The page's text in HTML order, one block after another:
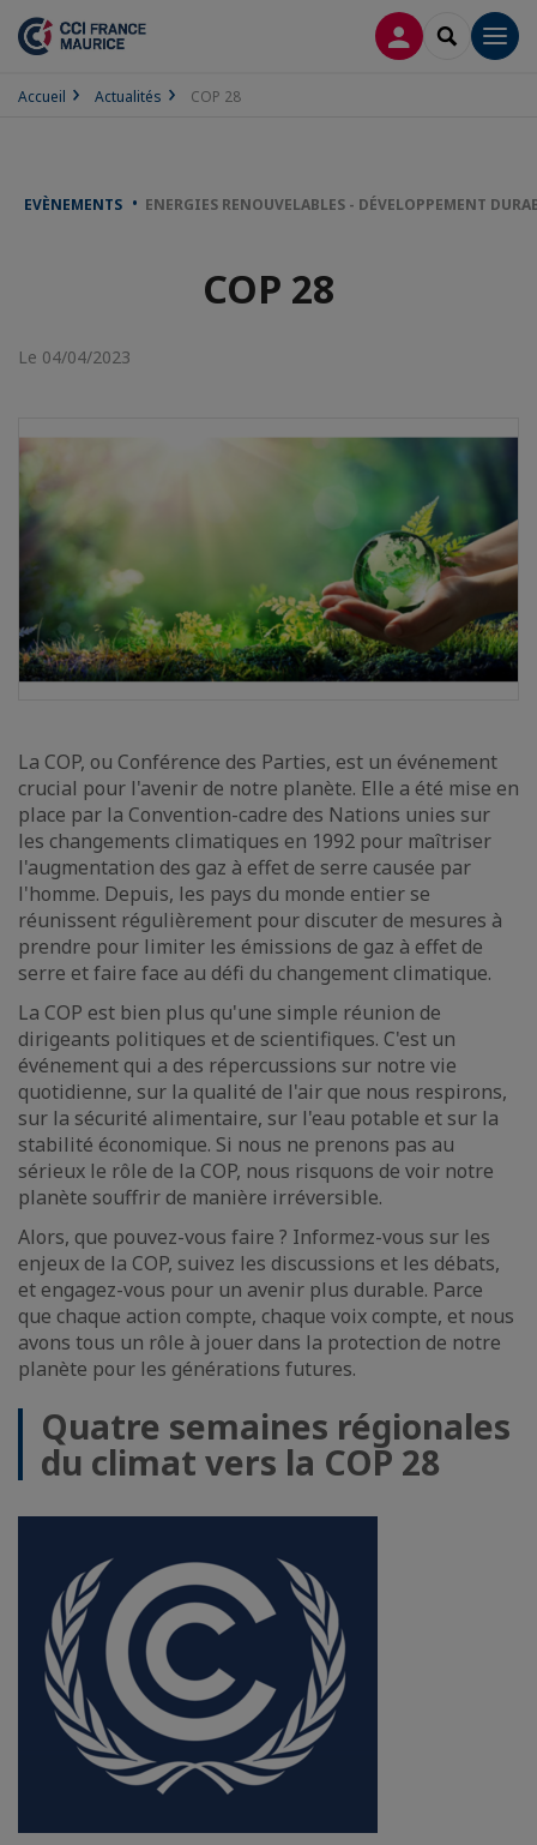
CONNEXION
Accueil Actualités COP 28
EVÈNEMENTS ENERGIES RENOUVELABLES - DÉVELOPPEMENT
COP 28
Le 04/04/2023
La COP, ou Conférence des Parties, est un événement
crucial pour l'avenir de notre planète. Elle a été mise en
place par la Convention-cadre des Nations unies sur
les changements climatiques en 1992 pour maîtriser
l'augmentation des gaz à effet de serre causée par
l'homme. Depuis, les pays du monde entier se
réunissent régulièrement pour discuter de mesures à
prendre pour limiter les émissions de gaz à effet de
serre et faire face au défi du changement climatique.
La COP est bien plus qu'une simple réunion de
dirigeants politiques et de scientifiques. C'est un
événement qui a des répercussions sur notre vie
quotidienne, sur la qualité de l'air que nous respirons,
sur la sécurité alimentaire, sur l'eau potable et sur la
stabilité économique. Si nous ne prenons pas au
sérieux le rôle de la COP, nous risquons de voir notre
planète souffrir de manière irréversible.
Alors, que pouvez-vous faire ? Informez-vous sur les
enjeux de la COP, suivez les discussions et les débats,
et engagez-vous pour un avenir plus durable. Parce
que chaque action compte, chaque voix compte, et nous
avons tous un rôle à jouer dans la protection de notre
planète pour les générations futures.
Quatre semaines régionales
du climat vers la COP 28